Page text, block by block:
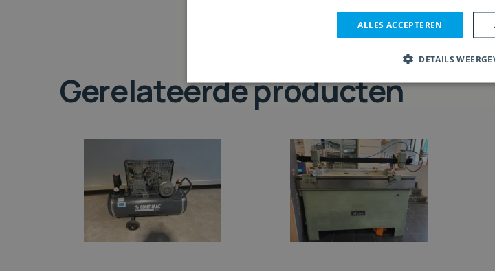
Offerte
Gerelateerde producten
ALLES ACCEPTEREN
DETAILS